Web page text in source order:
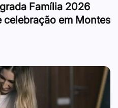
Família 2026
celebração em Montes